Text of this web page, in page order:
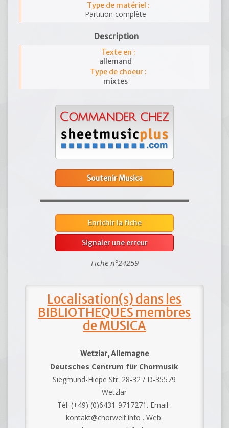
Type de matériel :
Partition complète
Description
Texte en :
allemand
Type de choeur :
mixtes
Soutenir Musica
Enrichir la fiche
Signaler une erreur
Fiche n°24259
Localisation(s) dans les
BIBLIOTHEQUES membres
de MUSICA
Wetzlar, Allemagne
Deutsches Centrum für Chormusik
Siegmund-Hiepe Str. 28-32 / D-35579
Wetzlar
Tél. (+49) (0)6431-9717271. Email :
kontakt@chorwelt.info . Web: